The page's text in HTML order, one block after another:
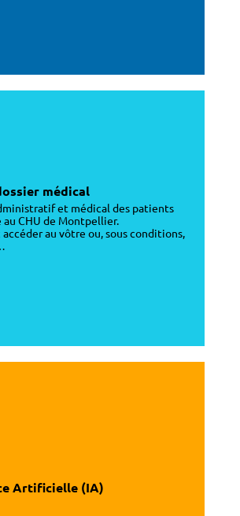
médical
et médical des patients
au CHU de Montpellier.
accéder au vôtre ou, sous conditions,
Artificielle (IA)